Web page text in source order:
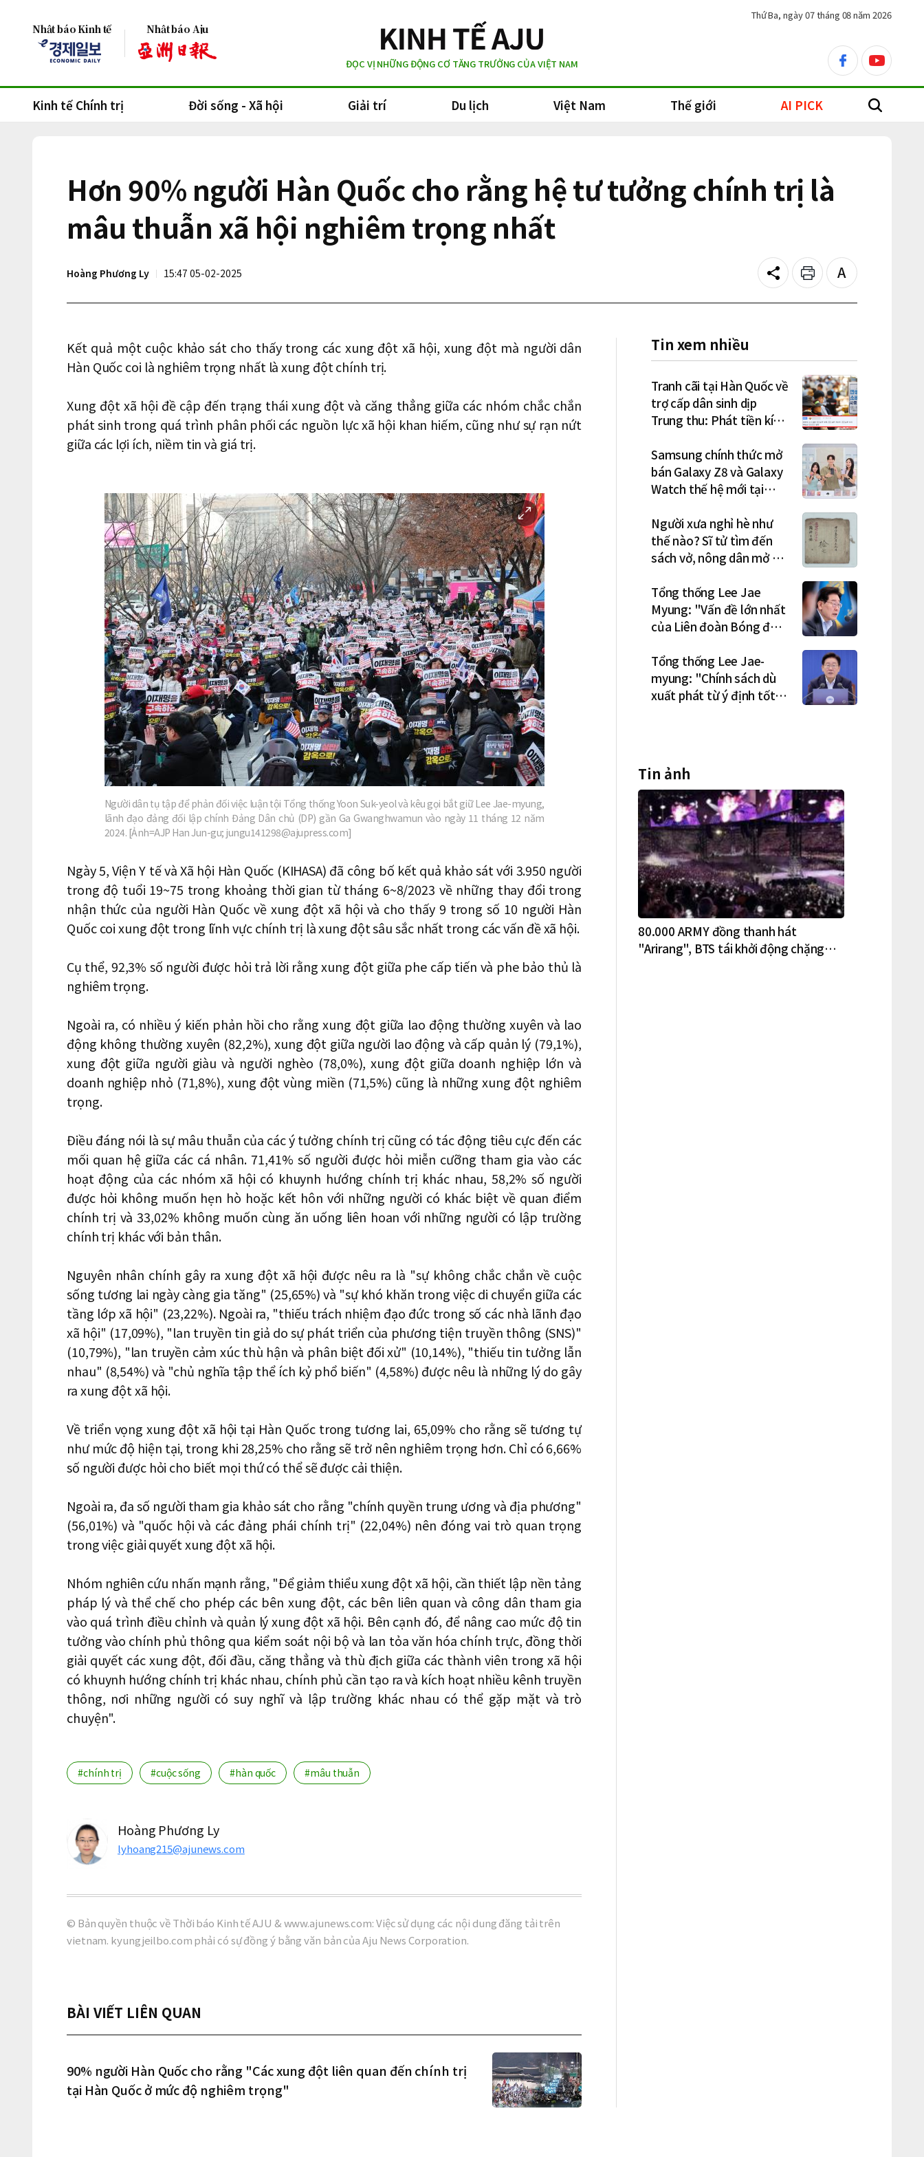
Nhật báo Kinh tế Nhật báo Aju
ĐỌC VỊ NHỮNG ĐỘNG CƠ TĂNG TRƯỞNG CỦA VIỆT NAM
facebookyoutube
Thứ Ba, ngày 07 tháng 08 năm 2026
Kinh tế Chính trị Đời sống - Xã hội Giải trí Du lịch Việt Nam Thế giới AI PICK search
Hơn 90% người Hàn Quốc cho rằng hệ tư tưởng chính trị là
mâu thuẫn xã hội nghiêm trọng nhất
Hoàng Phương Ly 15:47 05-02-2025 Share Print
Text
size
Kết quả một cuộc khảo sát cho thấy trong các xung đột xã hội, xung đột mà người dân
Hàn Quốc coi là nghiêm trọng nhất là xung đột chính trị.
Xung đột xã hội đề cập đến trạng thái xung đột và căng thẳng giữa các nhóm chắc chắn
phát sinh trong quá trình phân phối các nguồn lực xã hội khan hiếm, cũng như sự rạn nứt
giữa các lợi ích, niềm tin và giá trị.
이
미
지
확
대
Người dân tụ tập để phản đối việc luận tội Tổng thống Yoon Suk-yeol và kêu gọi bắt giữ Lee Jae-myung,
lãnh đạo đảng đối lập chính Đảng Dân chủ (DP) gần Ga Gwanghwamun vào ngày 11 tháng 12 năm
2024. [Ảnh=AJP Han Jun-gu; jungu141298@ajupress.com]
Ngày 5, Viện Y tế và Xã hội Hàn Quốc (KIHASA) đã công bố kết quả khảo sát với 3.950 người
trong độ tuổi 19~75 trong khoảng thời gian từ tháng 6~8/2023 về những thay đổi trong
nhận thức của người Hàn Quốc về xung đột xã hội và cho thấy 9 trong số 10 người Hàn
Quốc coi xung đột trong lĩnh vực chính trị là xung đột sâu sắc nhất trong các vấn đề xã hội.
Cụ thể, 92,3% số người được hỏi trả lời rằng xung đột giữa phe cấp tiến và phe bảo thủ là
nghiêm trọng.
Ngoài ra, có nhiều ý kiến ​​phản hồi cho rằng xung đột giữa lao động thường xuyên và lao
động không thường xuyên (82,2%), xung đột giữa người lao động và cấp quản lý (79,1%),
xung đột giữa người giàu và người nghèo (78,0%), xung đột giữa doanh nghiệp lớn và
doanh nghiệp nhỏ (71,8%), xung đột vùng miền (71,5%) cũng là những xung đột nghiêm
trọng.
Điều đáng nói là sự mâu thuẫn của các ý tưởng chính trị cũng có tác động tiêu cực đến các
mối quan hệ giữa các cá nhân. 71,41% số người được hỏi miễn cưỡng tham gia vào các
hoạt động của các nhóm xã hội có khuynh hướng chính trị khác nhau, 58,2% số người
được hỏi không muốn hẹn hò hoặc kết hôn với những người có khác biệt về quan điểm
chính trị và 33,02% không muốn cùng ăn uống liên hoan với những người có lập trường
chính trị khác với bản thân.
Nguyên nhân chính gây ra xung đột xã hội được nêu ra là "sự không chắc chắn về cuộc
sống tương lai ngày càng gia tăng" (25,65%) và "sự khó khăn trong việc di chuyển giữa các
tầng lớp xã hội" (23,22%). Ngoài ra, "thiếu trách nhiệm đạo đức trong số các nhà lãnh đạo
xã hội" (17,09%), "lan truyền tin giả do sự phát triển của phương tiện truyền thông (SNS)"
(10,79%), "lan truyền cảm xúc thù hận và phân biệt đối xử" (10,14%), "thiếu tin tưởng lẫn
nhau" (8,54%) và "chủ nghĩa tập thể ích kỷ phổ biến" (4,58%) được nêu là những lý do gây
ra xung đột xã hội.
Về triển vọng xung đột xã hội tại Hàn Quốc trong tương lai, 65,09% cho rằng sẽ tương tự
như mức độ hiện tại, trong khi 28,25% cho rằng sẽ trở nên nghiêm trọng hơn. Chỉ có 6,66%
số người được hỏi cho biết mọi thứ có thể sẽ được cải thiện.
Ngoài ra, đa số người tham gia khảo sát cho rằng "chính quyền trung ương và địa phương"
(56,01%) và "quốc hội và các đảng phái chính trị" (22,04%) nên đóng vai trò quan trọng
trong việc giải quyết xung đột xã hội.
Nhóm nghiên cứu nhấn mạnh rằng, "Để giảm thiểu xung đột xã hội, cần thiết lập nền tảng
pháp lý và thể chế cho phép các bên xung đột, các bên liên quan và công dân tham gia
vào quá trình điều chỉnh và quản lý xung đột xã hội. Bên cạnh đó, để nâng cao mức độ tin
tưởng vào chính phủ thông qua kiểm soát nội bộ và lan tỏa văn hóa chính trực, đồng thời
giải quyết các xung đột, đối đầu, căng thẳng và thù địch giữa các thành viên trong xã hội
có khuynh hướng chính trị khác nhau, chính phủ cần tạo ra và kích hoạt nhiều kênh truyền
thông, nơi những người có suy nghĩ và lập trường khác nhau có thể gặp mặt và trò
chuyện".
#chính trị #cuộc sống #hàn quốc #mâu thuẫn
Hoàng Phương Ly
lyhoang215@ajunews.com
© Bản quyền thuộc về Thời báo Kinh tế AJU & www.ajunews.com: Việc sử dụng các nội dung đăng tải trên
vietnam. kyungjeilbo.com phải có sự đồng ý bằng văn bản của Aju News Corporation.
BÀI VIẾT LIÊN QUAN
90% người Hàn Quốc cho rằng "Các xung đột liên quan đến chính trị
tại Hàn Quốc ở mức độ nghiêm trọng"
Tin xem nhiều
Tranh cãi tại Hàn Quốc về
trợ cấp dân sinh dịp
Trung thu: Phát tiền kích
tương lai?
Samsung chính thức mở
bán Galaxy Z8 và Galaxy
Watch thế hệ mới tại
triệu đơn đặt trước
Người xưa nghỉ hè như
thế nào? Sĩ tử tìm đến
sách vở, nông dân mở hội
Tổng thống Lee Jae
Myung: "Vấn đề lớn nhất
của Liên đoàn Bóng đá
dân chủ và tình trạng
nắm quyền quá lâu"
Tổng thống Lee Jae-
myung: "Chính sách dù
xuất phát từ ý định tốt
Tin ảnh
80.000 ARMY đồng thanh hát
"Arirang", BTS tái khởi động chặng